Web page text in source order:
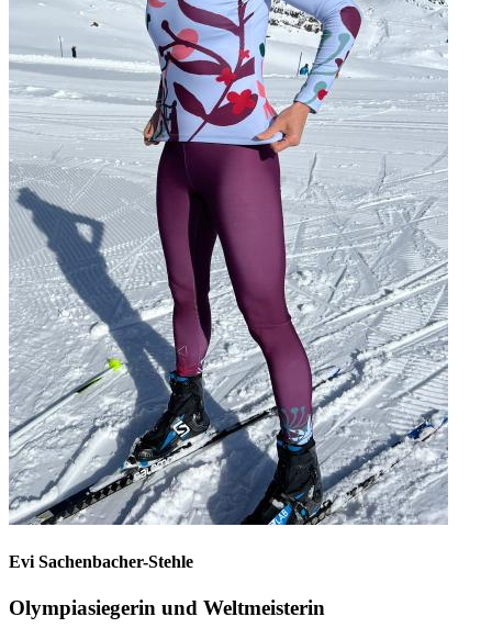
Evi Sachenbacher-Stehle
Olympiasiegerin und Weltmeisterin